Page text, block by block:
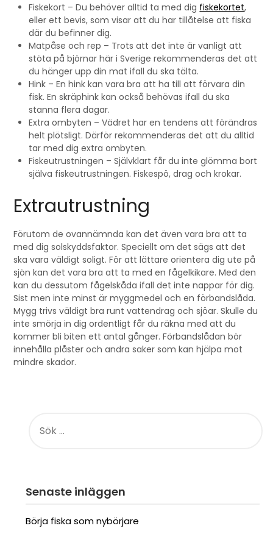
Fiskekort – Du behöver alltid ta med dig fiskekortet,
eller ett bevis, som visar att du har tillåtelse att fiska
där du befinner dig.
Matpåse och rep – Trots att det inte är vanligt att
stöta på björnar här i Sverige rekommenderas det att
du hänger upp din mat ifall du ska tälta.
Hink – En hink kan vara bra att ha till att förvara din
fisk. En skräphink kan också behövas ifall du ska
stanna flera dagar.
Extra ombyten – Vädret har en tendens att förändras
helt plötsligt. Därför rekommenderas det att du alltid
tar med dig extra ombyten.
Fiskeutrustningen – Självklart får du inte glömma bort
själva fiskeutrustningen. Fiskespö, drag och krokar.
Extrautrustning
Förutom de ovannämnda kan det även vara bra att ta
med dig solskyddsfaktor. Speciellt om det sägs att det
ska vara väldigt soligt. För att lättare orientera dig ute på
sjön kan det vara bra att ta med en fågelkikare. Med den
kan du dessutom fågelskåda ifall det inte nappar för dig.
Sist men inte minst är myggmedel och en förbandslåda.
Mygg trivs väldigt bra runt vattendrag och sjöar. Skulle du
inte smörja in dig ordentligt får du räkna med att du
kommer bli biten ett antal gånger. Förbandslådan bör
innehålla plåster och andra saker som kan hjälpa mot
mindre skador.
EFTER:
Senaste inläggen
Börja fiska som nybörjare